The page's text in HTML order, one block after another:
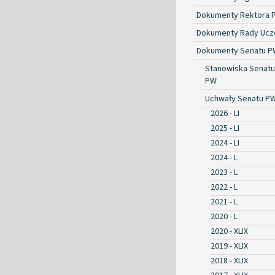
Dokumenty Rektora
Dokumenty Rady
Dokumenty Senatu
Stanowiska Senatu
PW
Uchwały Senatu
2026 - LI
2025 - LI
2024 - LI
2024 - L
2023 - L
2022 - L
2021 - L
2020 - L
2020 - XLIX
2019 - XLIX
2018 - XLIX